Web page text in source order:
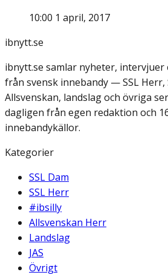
10:00 1 april, 2017
ibnytt.se
ibnytt.se samlar nyheter,
från svensk innebandy — SSL Herr,
Allsvenskan, landslag och övriga
dagligen från egen redaktion och
innebandykällor.
Kategorier
SSL Dam
SSL Herr
#ibsilly
Allsvenskan Herr
Landslag
JAS
Övrigt